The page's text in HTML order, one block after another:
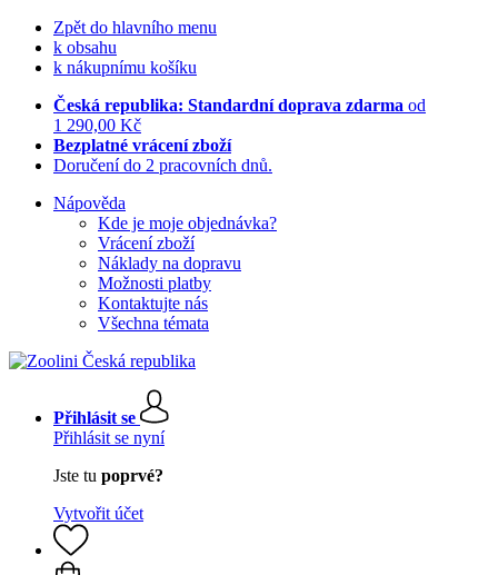
Zpět do hlavního menu
k obsahu
k nákupnímu košíku
Česká republika: Standardní doprava zdarma od
1 290,00 Kč
Bezplatné vrácení zboží
Doručení do 2 pracovních dnů.
Nápověda
Kde je moje objednávka?
Vrácení zboží
Náklady na dopravu
Možnosti platby
Kontaktujte nás
Všechna témata
Přihlásit se
Přihlásit se nyní
Jste tu poprvé?
Vytvořit účet